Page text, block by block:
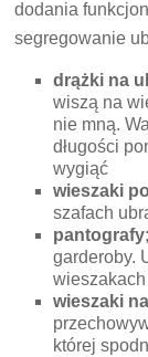
dodania
segregowanie
drążki na
wiszą na
nie mną.
długości
wygiąć
wieszaki
szafach
pantografy
garderoby.
wieszaki
której